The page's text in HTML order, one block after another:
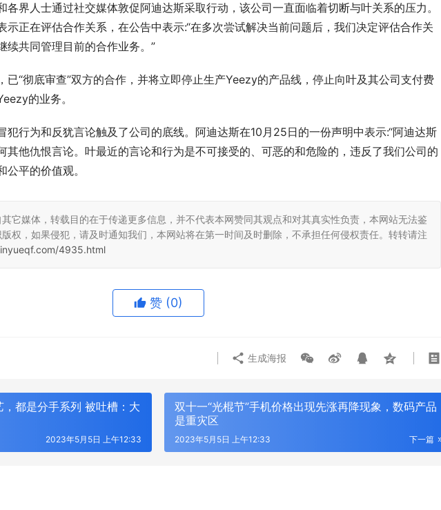
各界人士通过社交媒体敦促阿迪达斯采取行动，该公司一直面临着切断与叶关系的压力。
示正在评估合作关系，在公告中表示:“在多次尝试解决当前问题后，我们决定评估合作关
续共同管理目前的合作业务。”
已“彻底审查”双方的合作，并将立即停止生产Yeezy的产品线，停止向叶及其公司支付费
的业务。
犯行为和反犹言论触及了公司的底线。阿迪达斯在10月25日的一份声明中表示:“阿迪达斯
其他仇恨言论。叶最近的言论和行为是不可接受的、可恶的和危险的，违反了我们公司的
平的价值观。
它媒体，转载目的在于传递更多信息，并不代表本网赞同其观点和对其真实性负责，本网站无法鉴
权，如果侵犯，请及时通知我们，本网站将在第一时间及时删除，不承担任何侵权责任。转转请注
4935.html
赞 (0)
生成海报
都是分手系列 被吐槽：大
2023年5月5日 上午12:33
双十一“光棍节”手机价格出现先涨再降现象，数码产品
是重灾区
下一篇
2023年5月5日 上午12:33
买家就
、比